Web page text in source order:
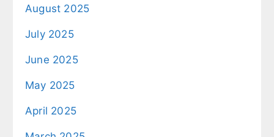
August 2025
July 2025
June 2025
May 2025
April 2025